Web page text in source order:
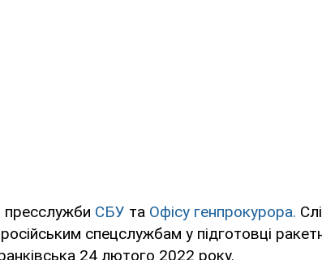
СБУ та Офісу генпрокурора.
спецслужбам у підготовці
24 лютого 2022 року.